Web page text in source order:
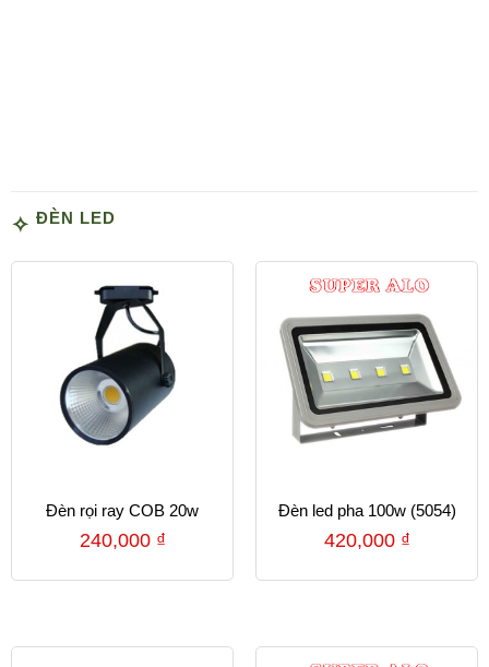
ĐÈN LED
Đèn rọi ray COB 20w
240,000 ₫
Đèn led pha 100w (5054)
420,000 ₫